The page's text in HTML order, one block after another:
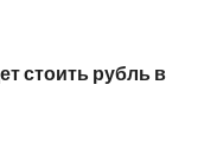
стоить рубль в